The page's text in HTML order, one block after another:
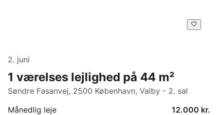
2. juni
1 værelses lejlighed på 44 m²
Søndre Fasanvej, 2500 København, Valby - 2. sal
Månedlig leje
12.000 kr.